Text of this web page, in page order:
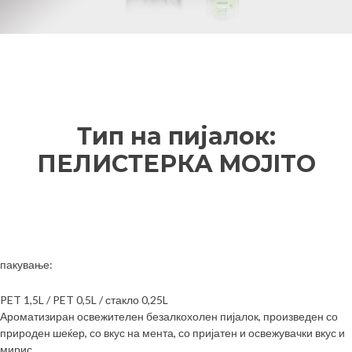
Тип на пијалок:
ПЕЛИСТЕРКА MOJITO
пакување:
PET 1,5L / PET 0,5L / стакло 0,25L
Ароматизиран освежителен безалкохолен пијалок, произведен со
природен шеќер, со вкус на мента, со пријатен и освежувачки вкус и
мирис.